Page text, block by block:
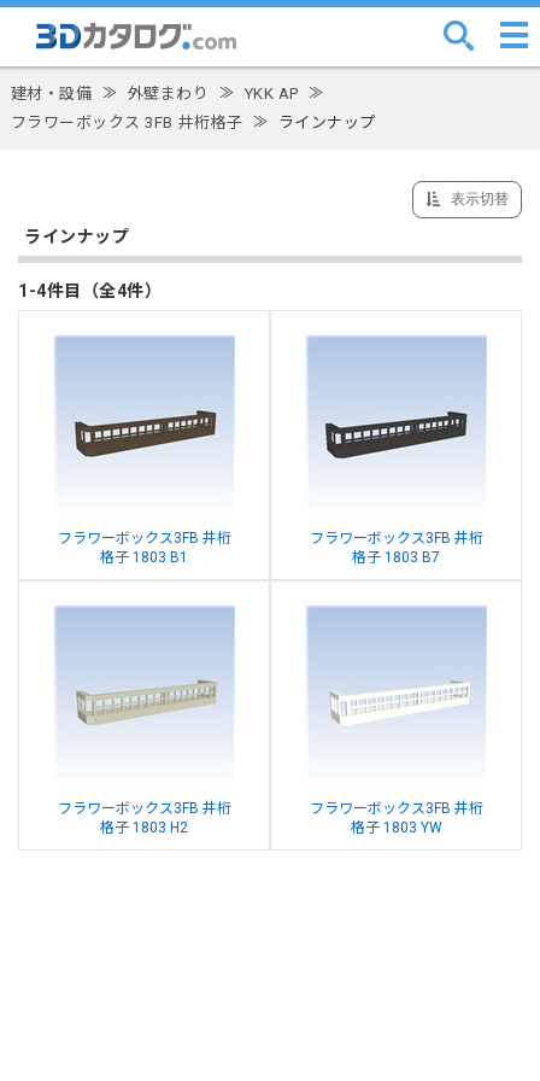
建材・設備 ≫ 外壁まわり ≫ YKK AP ≫
フラワーボックス 3FB 井桁格子 ≫ ラインナップ
表示切替
ラインナップ
1-4件目（全4件）
フラワーボックス3FB 井桁
格子 1803 B1
フラワーボックス3FB 井桁
格子 1803 B7
フラワーボックス3FB 井桁
格子 1803 H2
フラワーボックス3FB 井桁
格子 1803 YW